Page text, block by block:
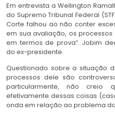
Em entrevista a Wellington
do Supremo Tribunal Federal
Corte falhou ao não conter
em sua avaliação, os processos
em termos de prova”. Jobim
do ex-presidente.
Questionado sobre a situação
processos dele são
particularmente, não creio
efetivamente dessas coisas
onda em relação ao problema do